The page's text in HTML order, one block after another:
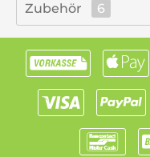
Zubehör 6